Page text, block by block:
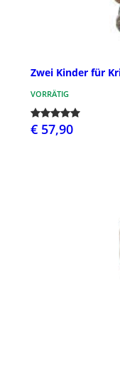
Zwei Kinder für
VORRÄTIG
€ 57,90